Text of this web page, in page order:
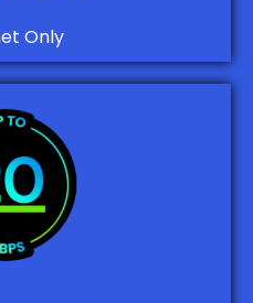
Only